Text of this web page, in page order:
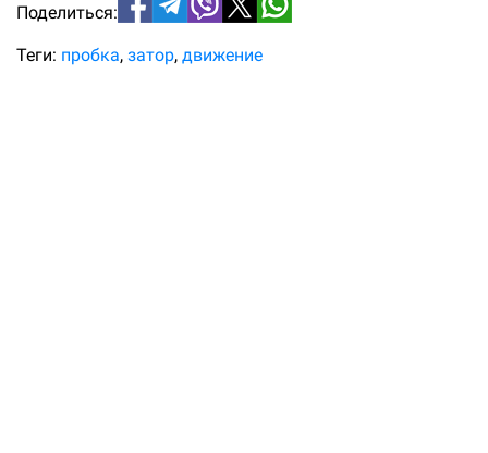
Поделиться:
Теги: пробка затор движение